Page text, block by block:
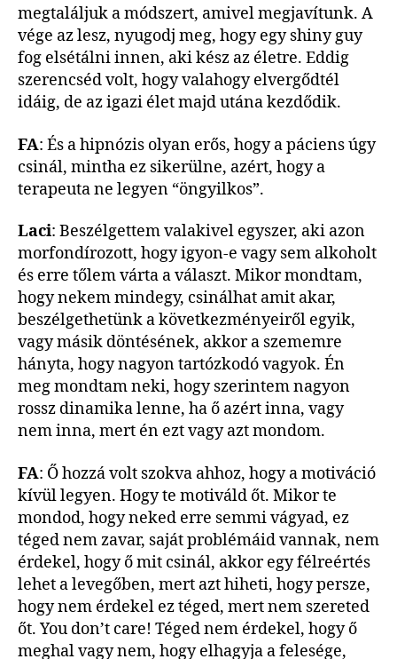
megtaláljuk a módszert, amivel megjavítunk. A
vége az lesz, nyugodj meg, hogy egy shiny guy
fog elsétálni innen, aki kész az életre. Eddig
szerencséd volt, hogy valahogy elvergődtél
idáig, de az igazi élet majd utána kezdődik.
FA: És a hipnózis olyan erős, hogy a páciens úgy
csinál, mintha ez sikerülne, azért, hogy a
terapeuta ne legyen “öngyilkos”.
Laci: Beszélgettem valakivel egyszer, aki azon
morfondírozott, hogy igyon-e vagy sem alkoholt
és erre tőlem várta a választ. Mikor mondtam,
hogy nekem mindegy, csinálhat amit akar,
beszélgethetünk a következményeiről egyik,
vagy másik döntésének, akkor a szememre
hányta, hogy nagyon tartózkodó vagyok. Én
meg mondtam neki, hogy szerintem nagyon
rossz dinamika lenne, ha ő azért inna, vagy
nem inna, mert én ezt vagy azt mondom.
FA: Ő hozzá volt szokva ahhoz, hogy a motiváció
kívül legyen. Hogy te motiváld őt. Mikor te
mondod, hogy neked erre semmi vágyad, ez
téged nem zavar, saját problémáid vannak, nem
érdekel, hogy ő mit csinál, akkor egy félreértés
lehet a levegőben, mert azt hiheti, hogy persze,
hogy nem érdekel ez téged, mert nem szereted
őt. You don’t care! Téged nem érdekel, hogy ő
meghal vagy nem, hogy elhagyja a felesége,